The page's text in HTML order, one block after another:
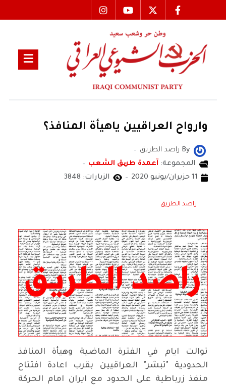
وارواح العراقيين ياهيأة المنافذ؟
By راصد الطريق
المجموعة: آعمدة طریق الشعب
11 حزيران/يونيو 2020
الزيارات: 3848
راصد الطريق
توالت ايام في الفترة الماضية وهيأة المنافذ
الحدودية "تبشر" العراقيين بقرب اعادة افتتاح
منفذ زرباطية على الحدود مع ايران امام الحركة